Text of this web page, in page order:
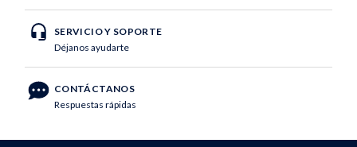
SERVICIO Y SOPORTE
Déjanos ayudarte
CONTÁCTANOS
Respuestas rápidas